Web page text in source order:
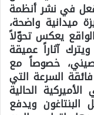
في نشر أنظمة
ميدانية واضحة،
يعكس تحوّلاً
آثاراً عميقة
خصوصاً مع
السرعة التي
الحالية
البنتاغون ويدفع